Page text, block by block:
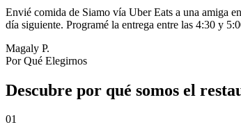
Envié comida de Siamo vía Uber Eats a una amiga
día siguiente. Programé la entrega entre las 4:30 y
Magaly P.
Por Qué Elegirnos
Descubre por qué somos el
01